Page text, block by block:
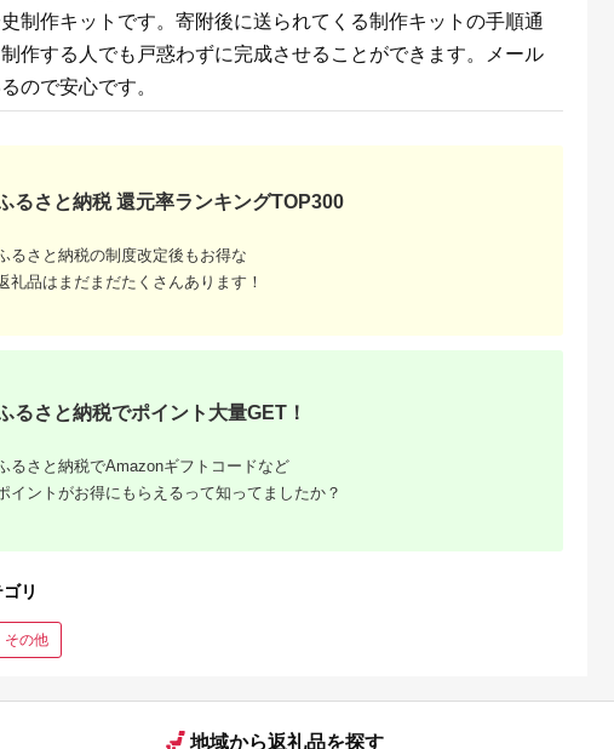
ばこ 1カートン(10
缶、1缶50本入り)
5.0
米沢市への寄附
【1,000円～】
5.0
成虫ペア飼育セット付
き【1505388】
さと納税はお買
付できる。
制作キットです。寄附後に送られてくる制作キットの手順通
作する人でも戸惑わずに完成させることができます。メール
ので安心です。
るさと納税 還元率ランキングTOP300
るさと納税の制度改定後もお得な
礼品はまだまだたくさんあります！
るさと納税でポイント大量GET！
るさと納税でAmazonギフトコードなど
イントがお得にもらえるって知ってましたか？
リ
その他
地域から返礼品を探す